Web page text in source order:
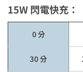
15W 閃電快充：
0 分
30 分